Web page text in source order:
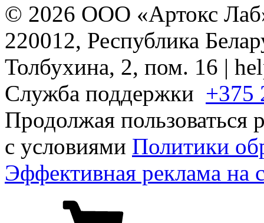
© 2026 ООО «Артокс
220012, Республика
Толбухина, 2, пом. 16 |
Служба поддержки +375
Продолжая пользоваться
с условиями Политики
Эффективная реклама на